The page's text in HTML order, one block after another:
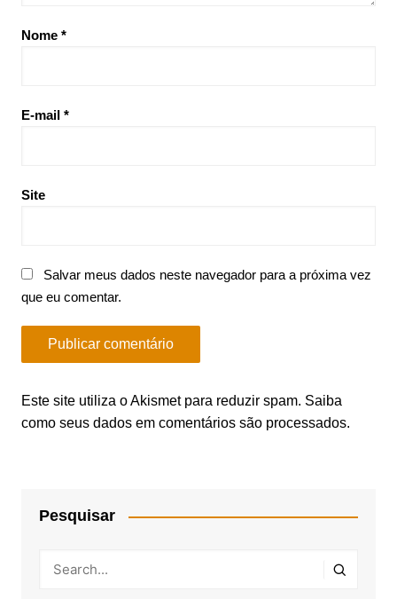
Nome *
E-mail *
Site
Salvar meus dados neste navegador para a próxima vez
que eu comentar.
Este site utiliza o Akismet para reduzir spam. Saiba
como seus dados em comentários são processados.
Pesquisar